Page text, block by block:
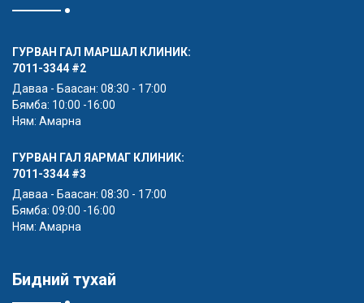
ГУРВАН ГАЛ МАРШАЛ КЛИНИК:
7011-3344 #2
Даваа - Баасан: 08:30 - 17:00
Бямба: 10:00 -16:00
Ням: Амарна
ГУРВАН ГАЛ ЯАРМАГ КЛИНИК:
7011-3344 #3
Даваа - Баасан: 08:30 - 17:00
Бямба: 09:00 -16:00
Ням: Амарна
Бидний тухай